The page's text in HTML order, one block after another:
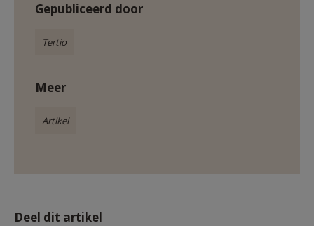
Gepubliceerd door
Tertio
Meer
Artikel
Deel dit artikel